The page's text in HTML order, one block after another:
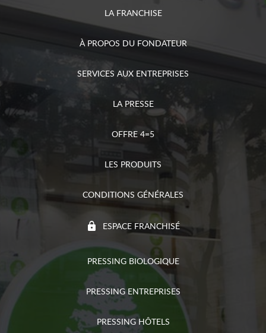
LA FRANCHISE
À PROPOS DU FONDATEUR
SERVICES AUX ENTREPRISES
LA PRESSE
OFFRE 4=5
LES PRODUITS
CONDITIONS GÉNÉRALES
ESPACE FRANCHISÉ
PRESSING BIOLOGIQUE
PRESSING ENTREPRISES
PRESSING HÔTELS